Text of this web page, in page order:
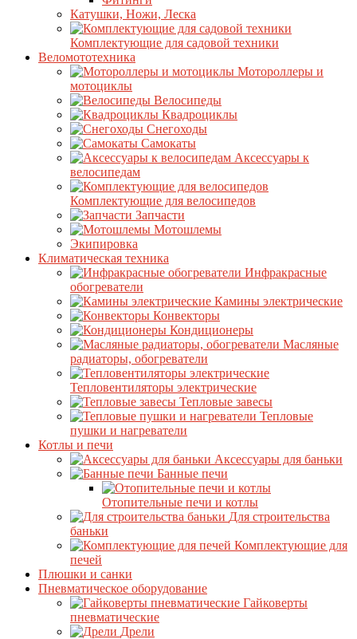
Катушки, Ножи, Леска
Комплектующие для садовой техники
Веломототехника
Мотороллеры и
мотоциклы
Велосипеды
Квадроциклы
Снегоходы
Самокаты
Аксессуары к
велосипедам
Комплектующие для велосипедов
Запчасти
Мотошлемы
Экипировка
Климатическая техника
Инфракрасные
обогреватели
Камины электрические
Конвекторы
Кондиционеры
Масляные
радиаторы, обогреватели
Тепловентиляторы электрические
Тепловые завесы
Тепловые
пушки и нагреватели
Котлы и печи
Аксессуары для баньки
Банные печи
Отопительные печи и котлы
Для строительства
баньки
Комплектующие для
печей
Плюшки и санки
Пневматическое оборудование
Гайковерты
пневматические
Дрели